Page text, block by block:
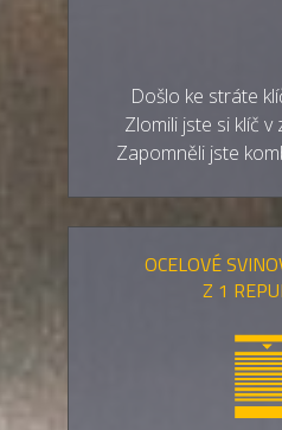
Došlo ke stráte
Zlomili jste si klíč
Zapomněli jste
OCELOVÉ
Z 1